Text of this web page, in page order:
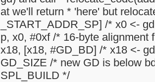
at we'll return * 'here' but
_START_ADDR_SP] /* x0 <-
p, x0, #0xf /* 16-byte alignment
x18, [x18, #GD_BD] /* x18 <-
GD_SIZE /* new GD is below
SPL_BUILD */